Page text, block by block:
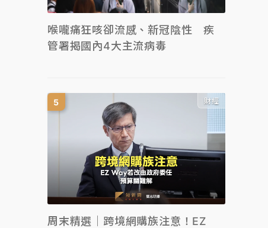
喉嚨痛狂咳卻流感、新冠陰性 疾
管署揭國內4大主流病毒
財經
周末精選｜跨境網購族注意！EZ